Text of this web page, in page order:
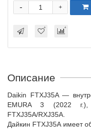
+
-
Описание
Daikin FTXJ35A —
EMURA 3 (2022 г.),
FTXJ35A/RXJ35A.
Дайкин FTXJ35A имеет